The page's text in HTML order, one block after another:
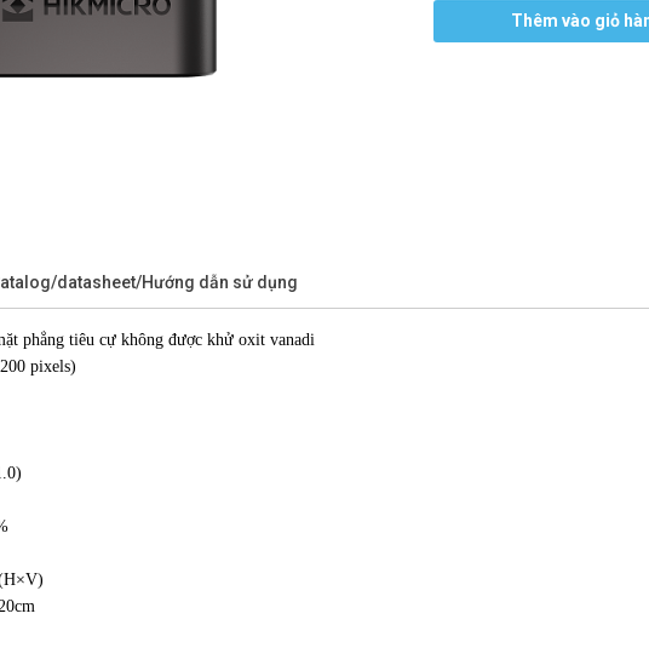
Thêm vào giỏ
datasheet/Hướng dẫn sử dụng
phẳng tiêu cự không được khử oxit vanadi
pixels)